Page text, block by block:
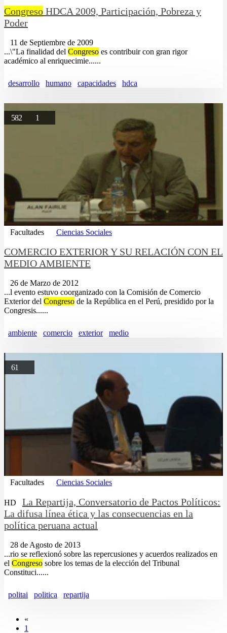
Congreso HDCA 2009, Participación, Pobreza y
Poder
11 de Septiembre de 2009
...\"La finalidad del Congreso es contribuir con gran rigor
académico al enriquecimie......
desarrollo humano capacidades hdca
582 1
Facultades Ciencias Sociales
COMERCIO EXTERIOR Y SU RELACIÓN CON EL
MEDIO AMBIENTE
26 de Marzo de 2012
...l evento estuvo coorganizado con la Comisión de Comercio
Exterior del Congreso de la República en el Perú, presidido por la
Congresis......
ambiente comercio exterior medio
61
Facultades Ciencias Sociales
HD
La Repartija, Conversatorio de Pactos Políticos:
La difusa línea ética y las consecuencias en la
política peruana actual
28 de Agosto de 2013
...rio se reflexionó sobre las repercusiones y acuerdos realizados en
el Congreso sobre los temas de la elección del Tribunal
Constituci......
politai politica repartija
«
1